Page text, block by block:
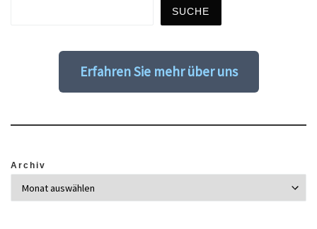
SUCHE
Erfahren Sie mehr über uns
Archiv